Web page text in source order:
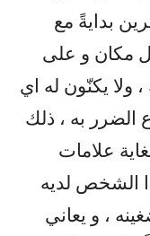
بدايةً مع
مكان و على
ولا يكنّون له اي
الضرر به ، ذلك
علامات
الشخص لديه
، و يعاني